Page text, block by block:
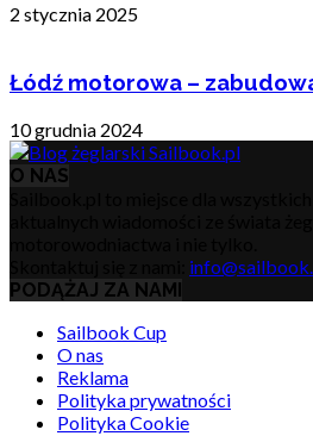
2 stycznia 2025
Łódź motorowa –
10 grudnia 2024
O NAS
PODĄŻAJ ZA NAMI
Sailbook Cup
O nas
Reklama
Polityka prywatności
Polityka Cookie